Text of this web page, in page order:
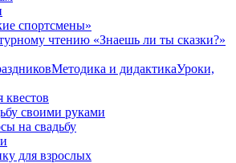
спортсмены»
чтению «Знаешь ли ты сказки?»
Методика и дидактикаУроки,
своими руками
на свадьбу
для взрослых